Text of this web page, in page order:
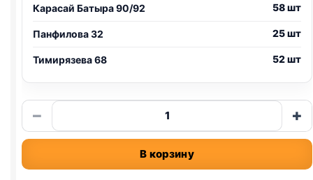
Карасай Батыра 90/92 58 шт
Панфилова 32 25 шт
Тимирязева 68 52 шт
−
Количество
товара
Whiskas
РЫБА,
+
В корзину